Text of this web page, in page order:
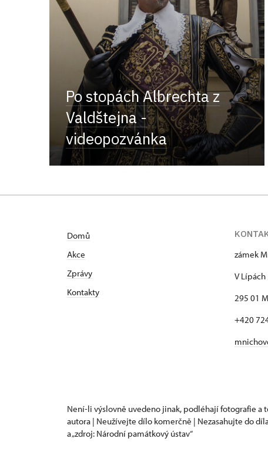
Po stopách Albrechta z
Valdštejna -
videopozvánka
Domů
Akce
Zprávy
Kontakty
zámek
V Lípách
295 01
+420
Není-li výslovně uvedeno jinak, podléhají fotografie a
autora | Neužívejte dílo komerčně | Nezasahujte do
a „zdroj: Národní památkový ústav“